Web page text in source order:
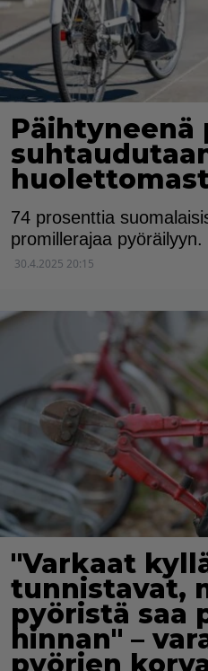
Päihtyneenä
74 prosenttia
promillerajaa pyöräilyyn.
30.4.2025 20:15
"Varkaat
tunnistavat,
pyöristä saa
hinnan" –